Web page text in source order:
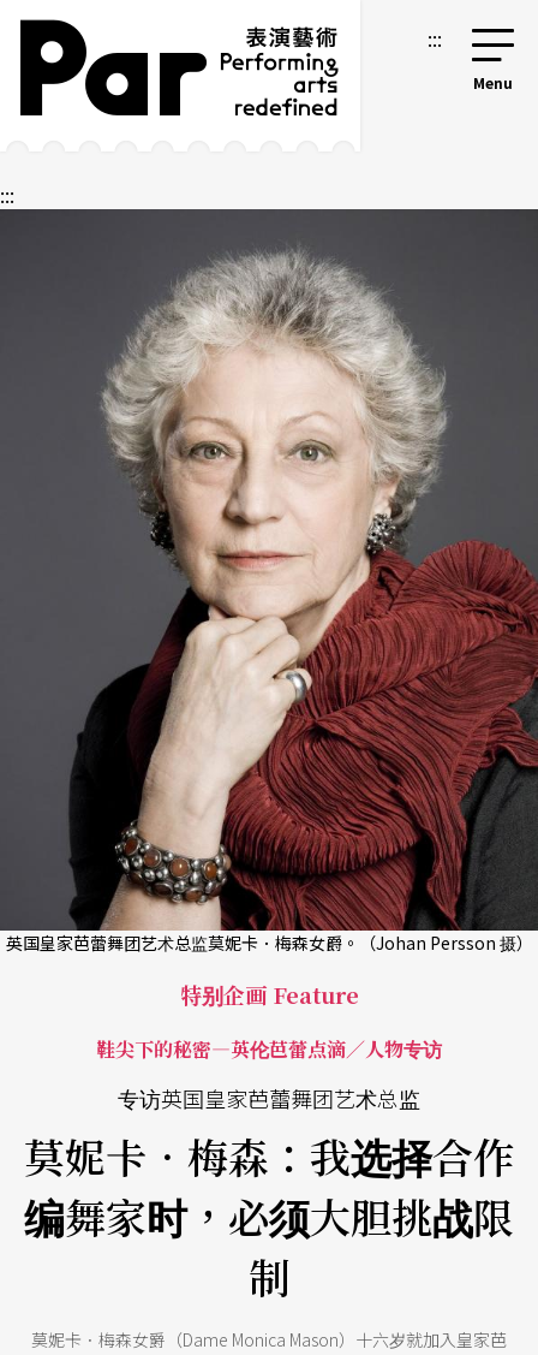
跳到主要内容区块
网站导览 :::
:::
英国皇家芭蕾舞团艺术总监莫妮卡．梅森女爵。（Johan Persson 摄）
特别企画 Feature
鞋尖下的秘密―英伦芭蕾点滴／人物专访
专访英国皇家芭蕾舞团艺术总监
莫妮卡．梅森：我选择合作
编舞家时，必须大胆挑战限
制
莫妮卡．梅森女爵（Dame Monica Mason）十六岁就加入皇家芭